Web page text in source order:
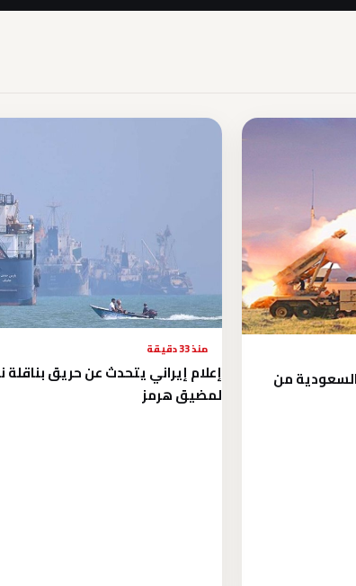
من
منذ 33 دقيقة
إعلام إيراني يتحدث عن حريق
لمضيق هرمز